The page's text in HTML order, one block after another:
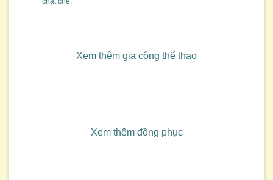
Xem thêm gia công thể thao
Xem thêm đồng phục